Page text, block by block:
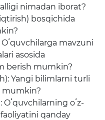
nimadan iborat?
bosqichida
mavzuni
asosida
berish mumkin?
Yangi bilimlarni turli
mumkin?
oʻz-
qanday